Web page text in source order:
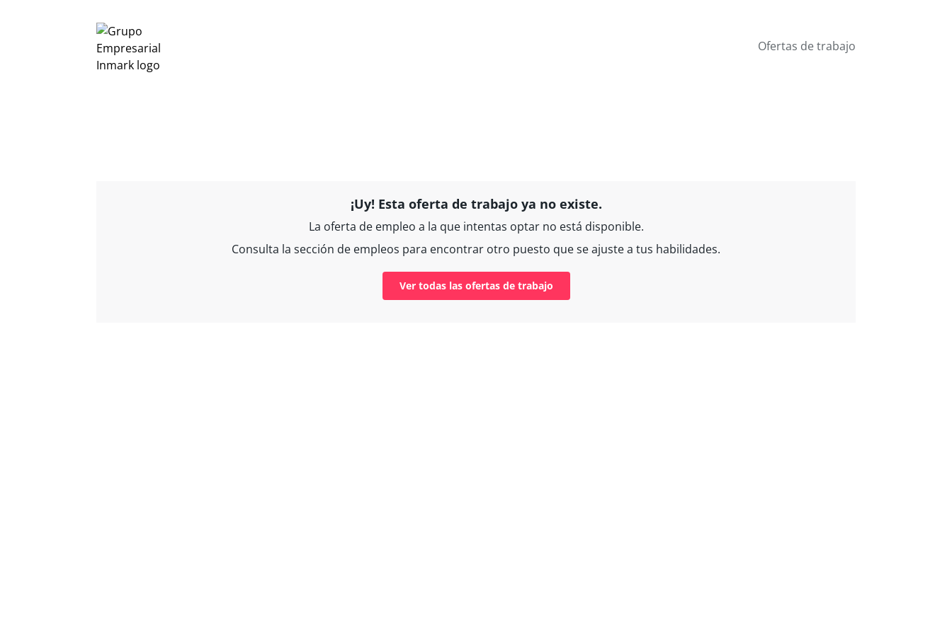
Ofertas de trabajo
¡Uy! Esta oferta de trabajo ya no existe.
La oferta de empleo a la que intentas optar no está disponible.
Consulta la sección de empleos para encontrar otro puesto que se ajuste a tus habilidades.
Ver todas las ofertas de trabajo